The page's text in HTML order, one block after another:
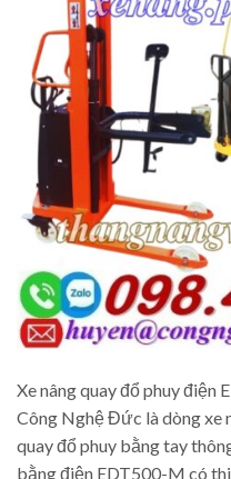
Xe nâng quay đổ phuy
Công Nghệ Đức là dòng xe
quay đổ phuy bằng tay
bằng điện EDT500-M có